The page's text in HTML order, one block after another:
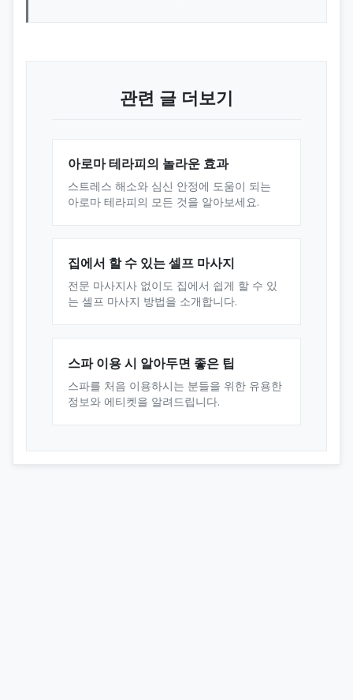
관련 글 더보기
아로마 테라피의 놀라운 효과
스트레스 해소와 심신 안정에 도움이 되는
아로마 테라피의 모든 것을 알아보세요.
집에서 할 수 있는 셀프 마사지
전문 마사지사 없이도 집에서 쉽게 할 수 있
는 셀프 마사지 방법을 소개합니다.
스파 이용 시 알아두면 좋은 팁
스파를 처음 이용하시는 분들을 위한 유용한
정보와 에티켓을 알려드립니다.